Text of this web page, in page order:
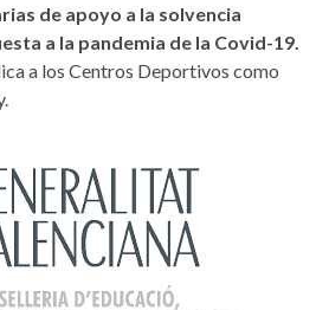
de apoyo a la solvencia
a la pandemia de la Covid-19.
a los Centros Deportivos como